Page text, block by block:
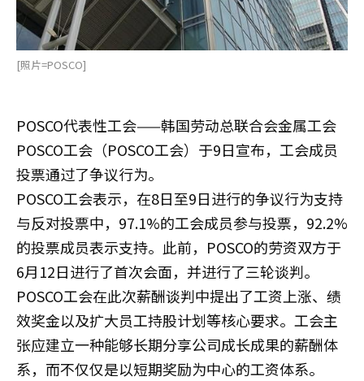
[照片=POSCO]
POSCO代表性工会——韩国劳动总联合会金属工会
POSCO工会（POSCO工会）于9日宣布，工会成员
投票通过了争议行为。
POSCO工会表示，在8日至9日进行的争议行为支持
与反对投票中，97.1%的工会成员参与投票，92.2%
的投票成员表示支持。此前，POSCO的劳资双方于
6月12日进行了首次会面，并进行了三轮谈判。
POSCO工会在此次薪酬谈判中提出了工资上涨、绩
效奖金以及扩大员工持股计划等核心要求。工会主
张应建立一种能够长期分享公司成长成果的薪酬体
系，而不仅仅是以短期奖励为中心的工资体系。